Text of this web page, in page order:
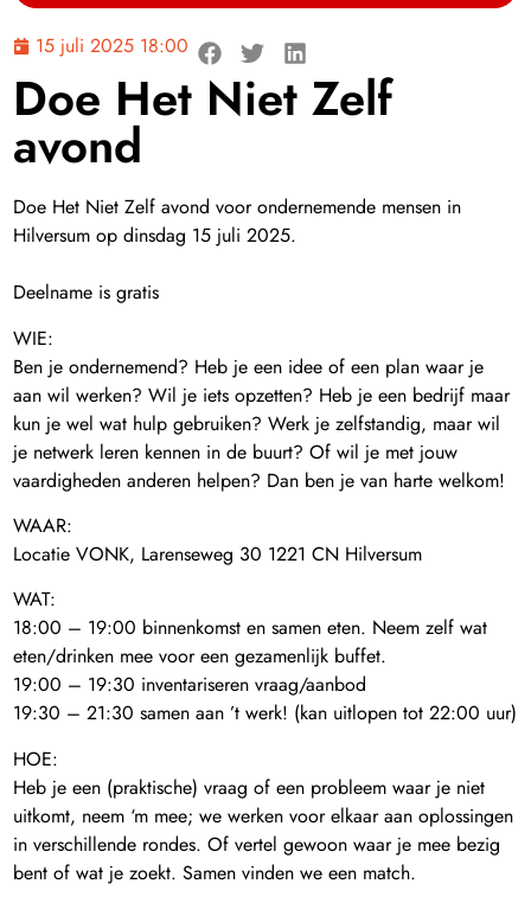
15 juli 2025 18:00
Doe Het Niet Zelf
avond
Doe Het Niet Zelf avond voor ondernemende mensen in
Hilversum op dinsdag 15 juli 2025.
Deelname is gratis
WIE:
Ben je ondernemend? Heb je een idee of een plan waar je
aan wil werken? Wil je iets opzetten? Heb je een bedrijf maar
kun je wel wat hulp gebruiken? Werk je zelfstandig, maar wil
je netwerk leren kennen in de buurt? Of wil je met jouw
vaardigheden anderen helpen? Dan ben je van harte welkom!
WAAR:
Locatie VONK, Larenseweg 30 1221 CN Hilversum
WAT:
18:00 – 19:00 binnenkomst en samen eten. Neem zelf wat
eten/drinken mee voor een gezamenlijk buffet.
19:00 – 19:30 inventariseren vraag/aanbod
19:30 – 21:30 samen aan ’t werk! (kan uitlopen tot 22:00 uur)
HOE:
Heb je een (praktische) vraag of een probleem waar je niet
uitkomt, neem ‘m mee; we werken voor elkaar aan oplossingen
in verschillende rondes. Of vertel gewoon waar je mee bezig
bent of wat je zoekt. Samen vinden we een match.